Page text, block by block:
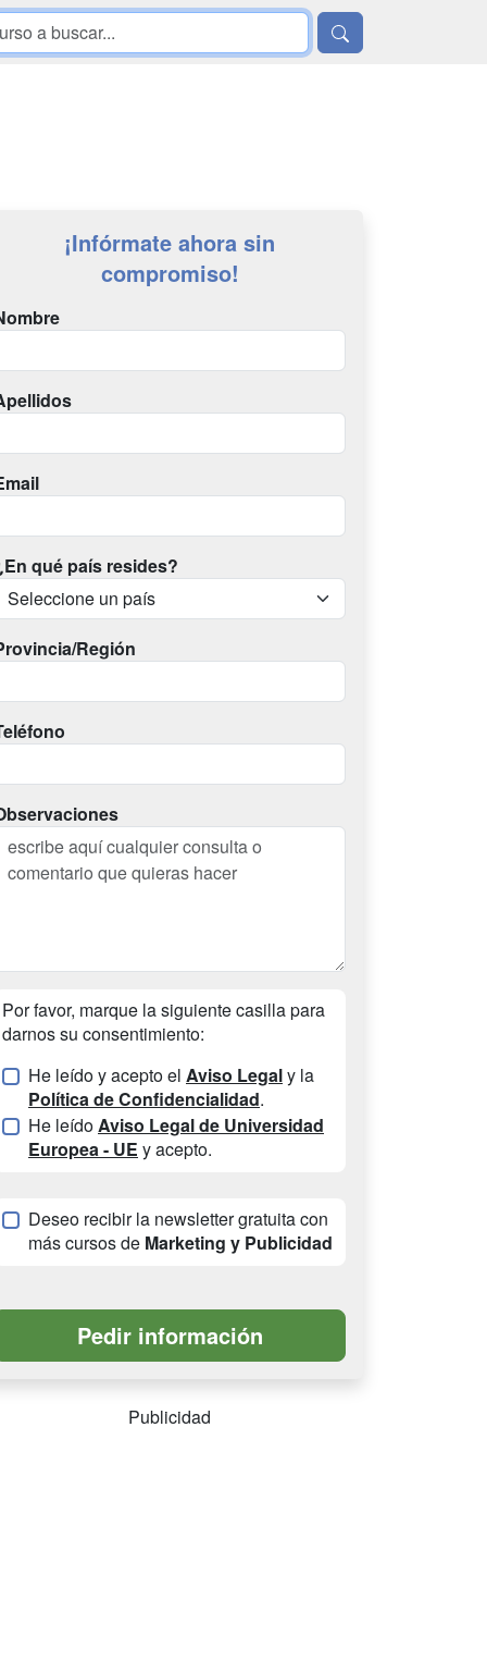
¡Infórmate ahora sin
compromiso!
qué país resides?
Región
Por favor, marque la siguiente casilla para
darnos su consentimiento:
He leído y acepto el Aviso Legaly la
Política de Confidencialidad.
He leídoAviso Legal de Universidad
Europea - UE y acepto.
Deseo recibir la newsletter gratuita con
más cursos de Marketing y Publicidad
Publicidad